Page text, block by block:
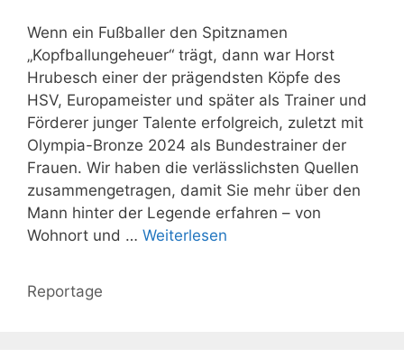
Wenn ein Fußballer den Spitznamen
„Kopfballungeheuer“ trägt, dann war Horst
Hrubesch einer der prägendsten Köpfe des
HSV, Europameister und später als Trainer und
Förderer junger Talente erfolgreich, zuletzt mit
Olympia-Bronze 2024 als Bundestrainer der
Frauen. Wir haben die verlässlichsten Quellen
zusammengetragen, damit Sie mehr über den
Mann hinter der Legende erfahren – von
Wohnort und … Weiterlesen
Kategorien
Reportage